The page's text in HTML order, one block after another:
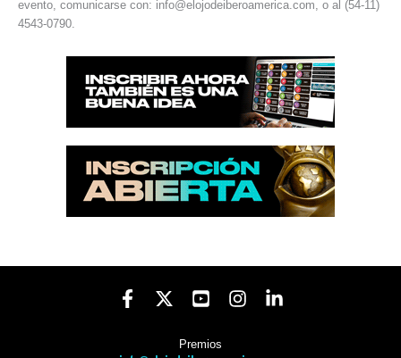
evento, comunicarse con: info@elojodeiberoamerica.com, o al (54-11)
4543-0790.
Premios